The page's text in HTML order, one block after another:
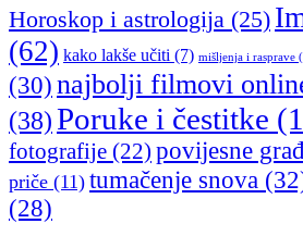
Horoskop i astrologija (25)
(62) kako lakše učiti (7) mišljenja i rasprave
(30) najbolji filmovi
(38)Poruke i čestitke
fotografije (22) povijesne
priče (11) tumačenje snova
(28)